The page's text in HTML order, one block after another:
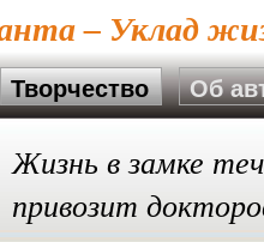
– Уклад
Творчество Об
Жизнь в замке
привозит